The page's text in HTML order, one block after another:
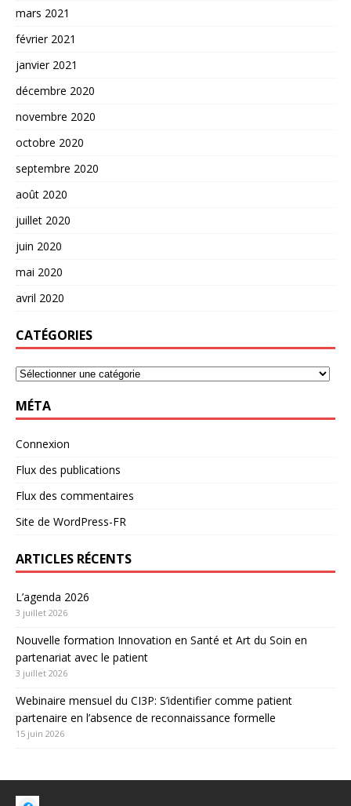
mars 2021
février 2021
janvier 2021
décembre 2020
novembre 2020
octobre 2020
septembre 2020
août 2020
juillet 2020
juin 2020
mai 2020
avril 2020
CATÉGORIES
MÉTA
Connexion
Flux des publications
Flux des commentaires
Site de WordPress-FR
ARTICLES RÉCENTS
L’agenda 2026
3 juillet 2026
Nouvelle formation Innovation en Santé et Art du Soin en
partenariat avec le patient
3 juillet 2026
Webinaire mensuel du CI3P: S’identifier comme patient
partenaire en l’absence de reconnaissance formelle
15 juin 2026